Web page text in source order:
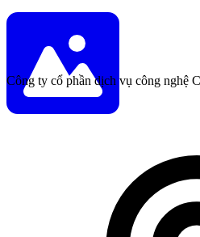
Công ty cổ phần dịch vụ công nghệ